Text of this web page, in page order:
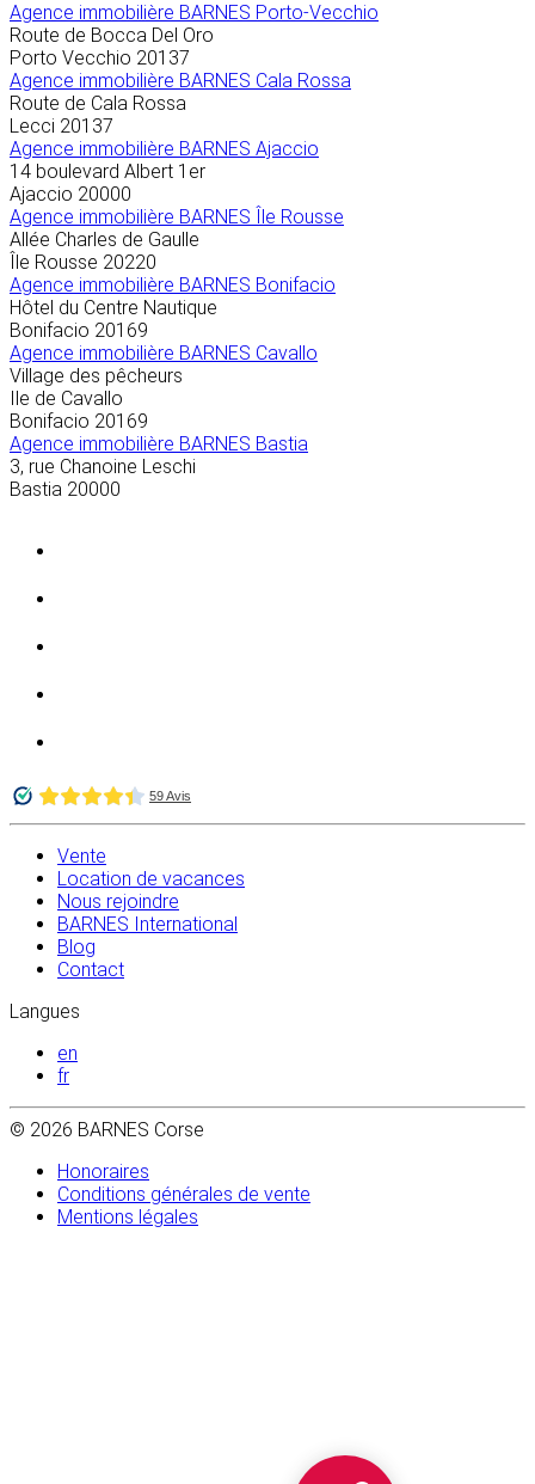
Agence immobilière BARNES Porto-Vecchio
Route de Bocca Del Oro
Porto Vecchio 20137
Agence immobilière BARNES Cala Rossa
Route de Cala Rossa
Lecci 20137
Agence immobilière BARNES Ajaccio
14 boulevard Albert 1er
Ajaccio 20000
Agence immobilière BARNES Île Rousse
Allée Charles de Gaulle
Île Rousse 20220
Agence immobilière BARNES Bonifacio
Hôtel du Centre Nautique
Bonifacio 20169
Agence immobilière BARNES Cavallo
Village des pêcheurs
Ile de Cavallo
Bonifacio 20169
Agence immobilière BARNES Bastia
3, rue Chanoine Leschi
Bastia 20000
Vente
Location de vacances
Nous rejoindre
BARNES International
Blog
Contact
Langues
en
fr
© 2026 BARNES Corse
Honoraires
Conditions générales de vente
Mentions légales